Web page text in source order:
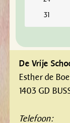
31
De Vrije
Esther de
1403 GD
Telefoon: